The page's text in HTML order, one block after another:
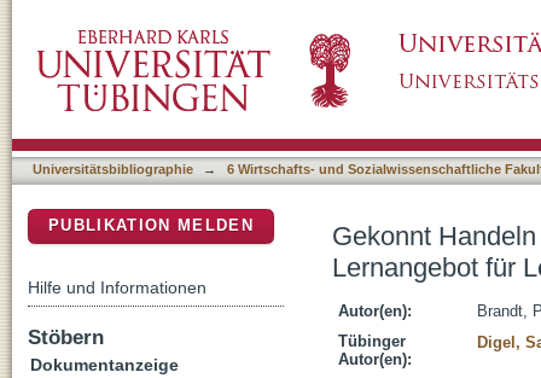
der Erwachsenenbildung
Universitätsbibliographie → 6 Wirtschafts- und Sozialwissenschaftliche
Gekonnt
Lernangebot für
Autor(en):
Brandt,
Tübinger
Autor(en):
Digel,
PUBLIKATION MELDEN
Hilfe und Informationen
Stöbern
Dokumentanzeige